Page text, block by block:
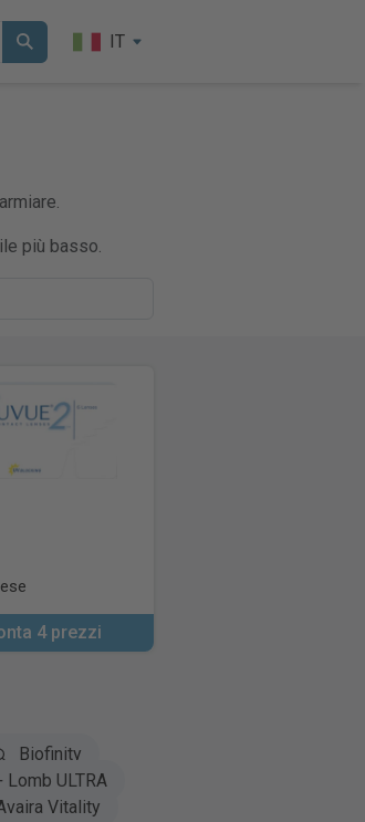
IT
più basso.
4 prezzi
Biofinity
Lomb ULTRA
Vitality